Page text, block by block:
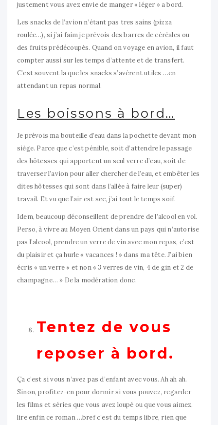
justement vous avez envie de manger « léger » a bord.
Les snacks de l’avion n’étant pas tres sains (pizza
roulée…), si j’ai faim je prévois des barres de céréales ou
des fruits prédécoupés. Quand on voyage en avion, il faut
compter aussi sur les temps d’attente et de transfert.
C’est souvent la que les snacks s’avèrent utiles …en
attendant un repas normal.
Les boissons à bord…
Je prévois ma bouteille d’eau dans la pochette devant mon
siège. Parce que c’est pénible, soit d’attendre le passage
des hôtesses qui apportent un seul verre d’eau, soit de
traverser l’avion pour aller chercher de l’eau, et embêter les
dites hôtesses qui sont dans l’allée à faire leur (super)
travail. Et vu que l’air est sec, j’ai tout le temps soif.
Idem, beaucoup déconseillent de prendre de l’alcool en vol.
Perso, à vivre au Moyen Orient dans un pays qui n’autorise
pas l’alcool, prendre un verre de vin avec mon repas, c’est
du plaisir et ça hurle « vacances ! » dans ma tête. J’ai bien
écris « un verre » et non « 3 verres de vin, 4 de gin et 2 de
champagne… » De la modération donc.
Tentez de vous
reposer à bord.
Ça c’est si vous n’avez pas d’enfant avec vous. Ah ah ah.
Sinon, profitez-en pour dormir si vous pouvez, regarder
les films et séries que vous avez loupé ou que vous aimez,
lire enfin ce roman …bref c’est du temps libre, rien que